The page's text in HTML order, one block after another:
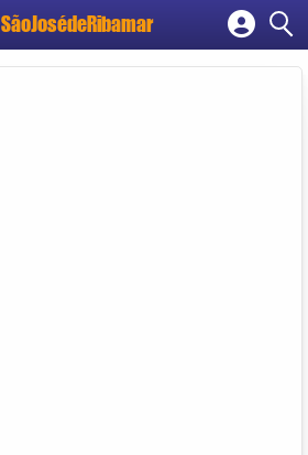
SãoJosédeRibamar
Cadastrar empresa